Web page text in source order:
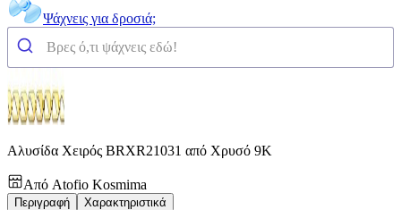
Ψάχνεις για δροσιά;
Αλυσίδα Χειρός BRXR21031 από Χρυσό 9Κ
Από Atofio Kosmima
Περιγραφή Χαρακτηριστικά